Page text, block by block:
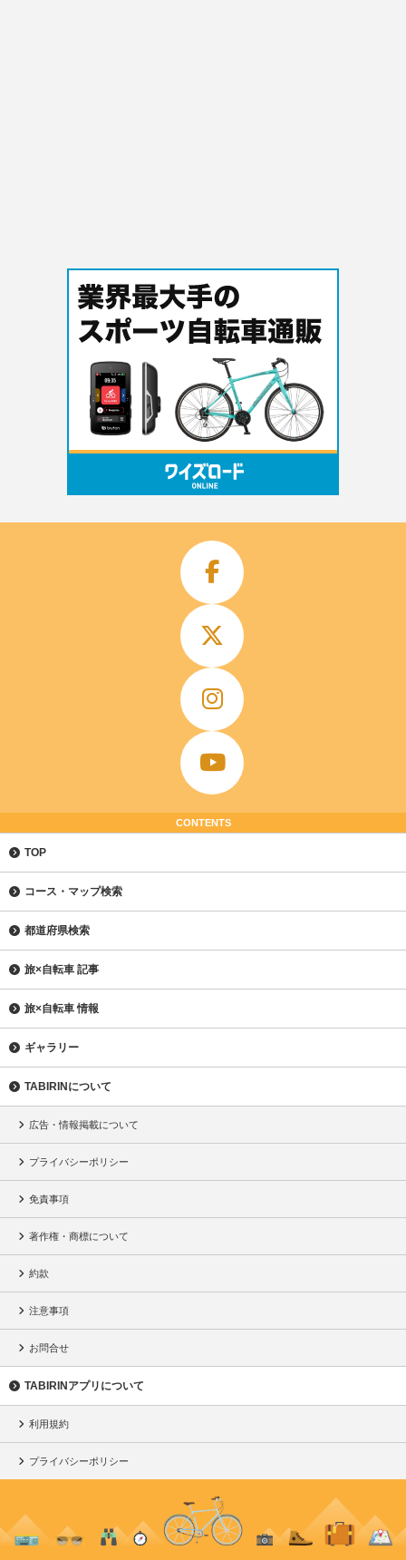
CONTENTS
TOP
コース・マップ検索
都道府県検索
旅×自転車 記事
旅×自転車 情報
ギャラリー
TABIRINについて
広告・情報掲載について
プライバシーポリシー
免責事項
著作権・商標について
約款
注意事項
お問合せ
TABIRINアプリについて
利用規約
プライバシーポリシー